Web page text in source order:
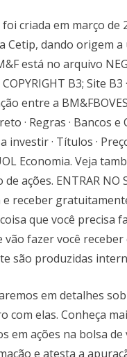
foi criada em março
Cetip, dando origem
está no arquivo
B3; Site B3
entre a
· Regras · Bancos
investir · Títulos ·
Economia. Veja
ações. ENTRAR NO
receber
que você precisa
vão fazer você
são produzidas
em detalhes
elas. Conheça
ações na bolsa de
e atesta a